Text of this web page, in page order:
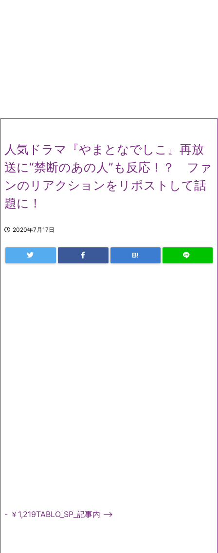
人気ドラマ『やまとなでしこ』再放
送に“禁断のあの人”も反応！？ ファ
ンのリアクションをリポストして話
題に！
2020年7月17日
B!
- ￥1,219TABLO_SP_記事内 -->